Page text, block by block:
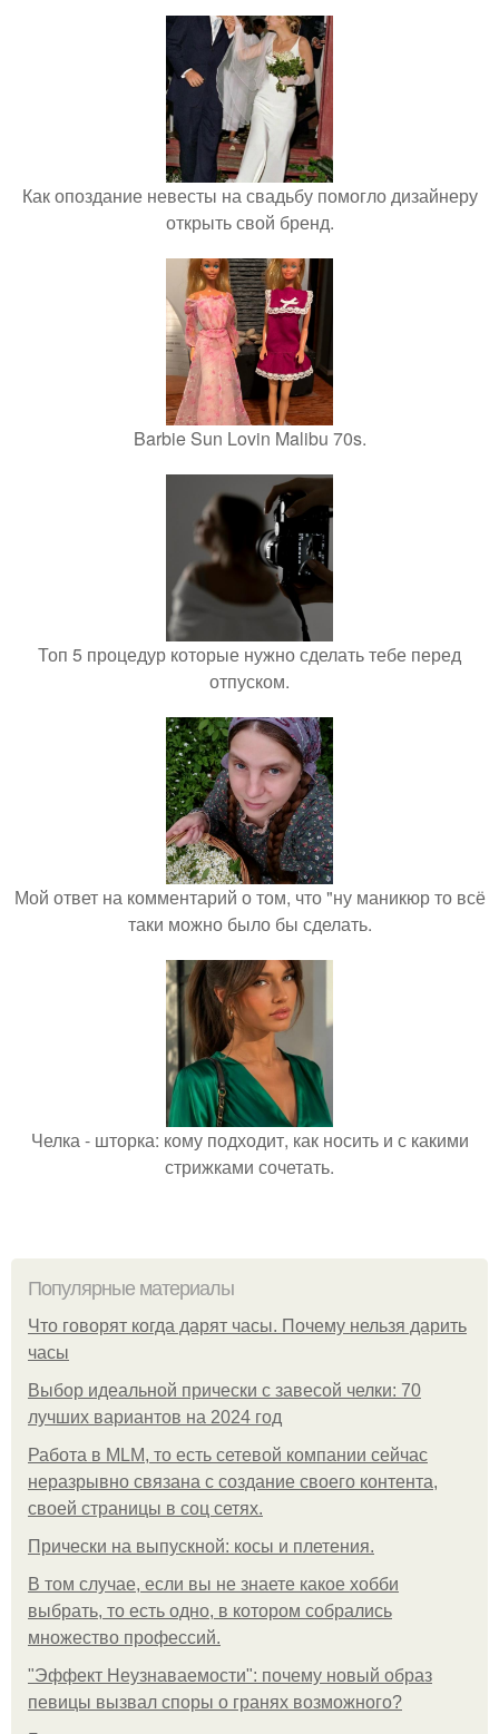
Как опоздание невесты на свадьбу помогло дизайнеру
открыть свой бренд.
Barbie Sun Lovin Malibu 70s.
Топ 5 процедур которые нужно сделать тебе перед
отпуском.
Мой ответ на комментарий о том, что "ну маникюр то всё
таки можно было бы сделать.
Челка - шторка: кому подходит, как носить и с какими
стрижками сочетать.
Популярные материалы
Что говорят когда дарят часы. Почему нельзя дарить
часы
Выбор идеальной прически с завесой челки: 70
лучших вариантов на 2024 год
Работа в MLM, то есть сетевой компании сейчас
неразрывно связана с создание своего контента,
своей страницы в соц сетях.
Прически на выпускной: косы и плетения.
В том случае, если вы не знаете какое хобби
выбрать, то есть одно, в котором собрались
множество профессий.
"Эффект Неузнаваемости": почему новый образ
певицы вызвал споры о гранях возможного?